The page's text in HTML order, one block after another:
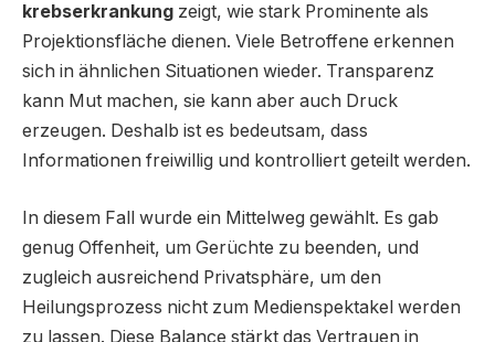
krebserkrankung zeigt, wie stark Prominente als
Projektionsfläche dienen. Viele Betroffene erkennen
sich in ähnlichen Situationen wieder. Transparenz
kann Mut machen, sie kann aber auch Druck
erzeugen. Deshalb ist es bedeutsam, dass
Informationen freiwillig und kontrolliert geteilt werden.
In diesem Fall wurde ein Mittelweg gewählt. Es gab
genug Offenheit, um Gerüchte zu beenden, und
zugleich ausreichend Privatsphäre, um den
Heilungsprozess nicht zum Medienspektakel werden
zu lassen. Diese Balance stärkt das Vertrauen in